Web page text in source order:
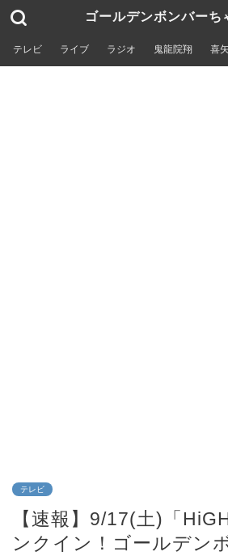
ゴールデンボンバーち
テレビ ライブ ラジオ 鬼龍院翔 喜
テレビ
【速報】9/17(土)「
ンクイン！ゴールデン